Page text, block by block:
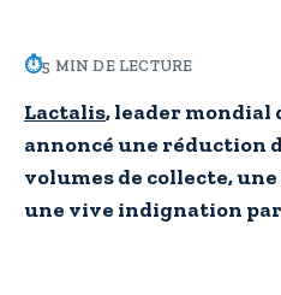
⏱5 MIN DE LECTURE
Lactalis, leader mondial
annoncé une réduction
volumes de collecte,
une vive indignation